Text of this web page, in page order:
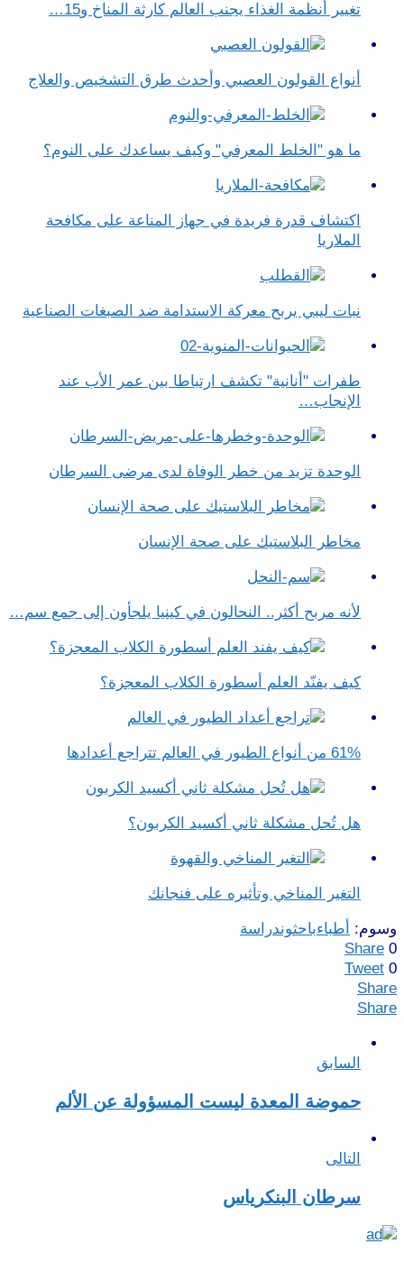
تغيير أنظمة الغذاء يجنب العالم كارثة المناخ و15…
أنواع القولون العصبي وأحدث طرق التشخيص والعلاج
ما هو "الخلط المعرفي" وكيف يساعدك على النوم؟
اكتشاف قدرة فريدة في جهاز المناعة على مكافحة
الملاريا
نبات ليبي يربح معركة الاستدامة ضد الصبغات الصناعية
طفرات "أنانية" تكشف ارتباطا بين عمر الأب عند
الإنجاب…
الوحدة تزيد من خطر الوفاة لدى مرضى السرطان
مخاطر البلاستيك على صحة الإنسان
لأنه مربح أكثر.. النحالون في كينيا يلجأون إلى جمع سم…
كيف يفنّد العلم أسطورة الكلاب المعجزة؟
61% من أنواع الطيور في العالم تتراجع أعدادها
هل تُحل مشكلة ثاني أكسيد الكربون؟
التغير المناخي وتأثيره على فنجانك
وسوم: أطباءباحثوندراسة
Share 0
Tweet 0
Share
Share
السابق
حموضة المعدة ليست المسؤولة عن الألم
التالى
سرطان البنكرياس